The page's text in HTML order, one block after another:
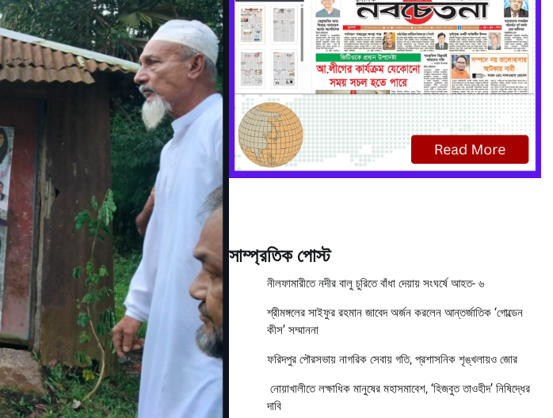
সাম্প্রতিক পোস্ট
নীলফামারীতে নদীর বালু চুরিতে বাঁধা দেয়ায় সংঘর্ষে আহত- ৬
শ্রীমঙ্গলের সাইফুর রহমান জাবেদ অর্জন করলেন আন্তর্জাতিক ‘গোল্ডেন
কীস’ সম্মাননা
ফরিদপুর পৌরসভায় নাগরিক সেবায় গতি, প্রশাসনিক শৃঙ্খলায়ও জোর
নোয়াখালীতে লক্ষাধিক মানুষের মহাসমাবেশ, ‘হিজবুত তাওহীদ’ নিষিদ্ধের
দাবি